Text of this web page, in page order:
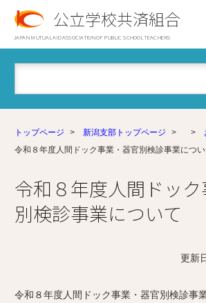
公立学校共済組合
JAPAN MUTUAL AID ASSOCIATION OF PUBLIC SCHOOL TEACHERS
トップページ > 新潟支部トップページ > >
令和８年度人間ドック事業・器官別検診事業につ
令和８年度人間ドッ
別検診事業について
更新
令和８年度人間ドック事業・器官別検診事